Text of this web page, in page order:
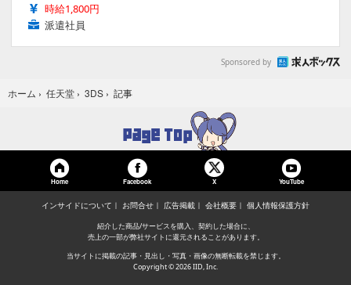
時給1,800円
派遣社員
Sponsored by
ホーム › 任天堂 › 3DS › 記事
Home Facebook X YouTube
インサイドについて お問合せ 広告掲載 会社概要 個人情報保護方針
紹介した商品/サービスを購入、契約した場合に、
売上の一部が弊社サイトに還元されることがあります。
当サイトに掲載の記事・見出し・写真・画像の無断転載を禁じます。
Copyright © 2026 IID, Inc.